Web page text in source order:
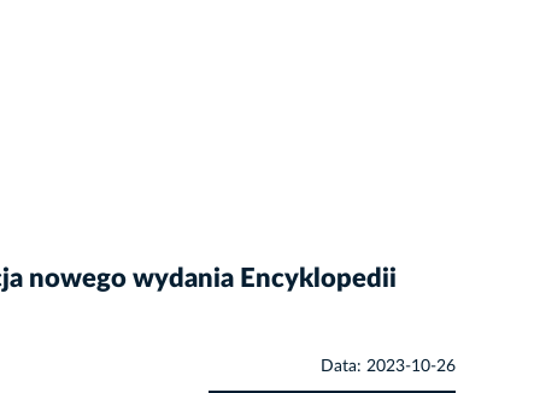
nowego wydania Encyklopedii
Data: 2023-10-26